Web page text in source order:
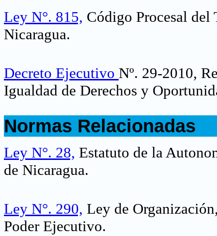
Ley N°. 815, Código Procesal del
Nicaragua.
Decreto Ejecutivo Nº. 29-2010,
Igualdad de Derechos y
Normas Relacionadas
Ley N°. 28, Estatuto de la
de Nicaragua.
Ley N°. 290, Ley de
Poder Ejecutivo.